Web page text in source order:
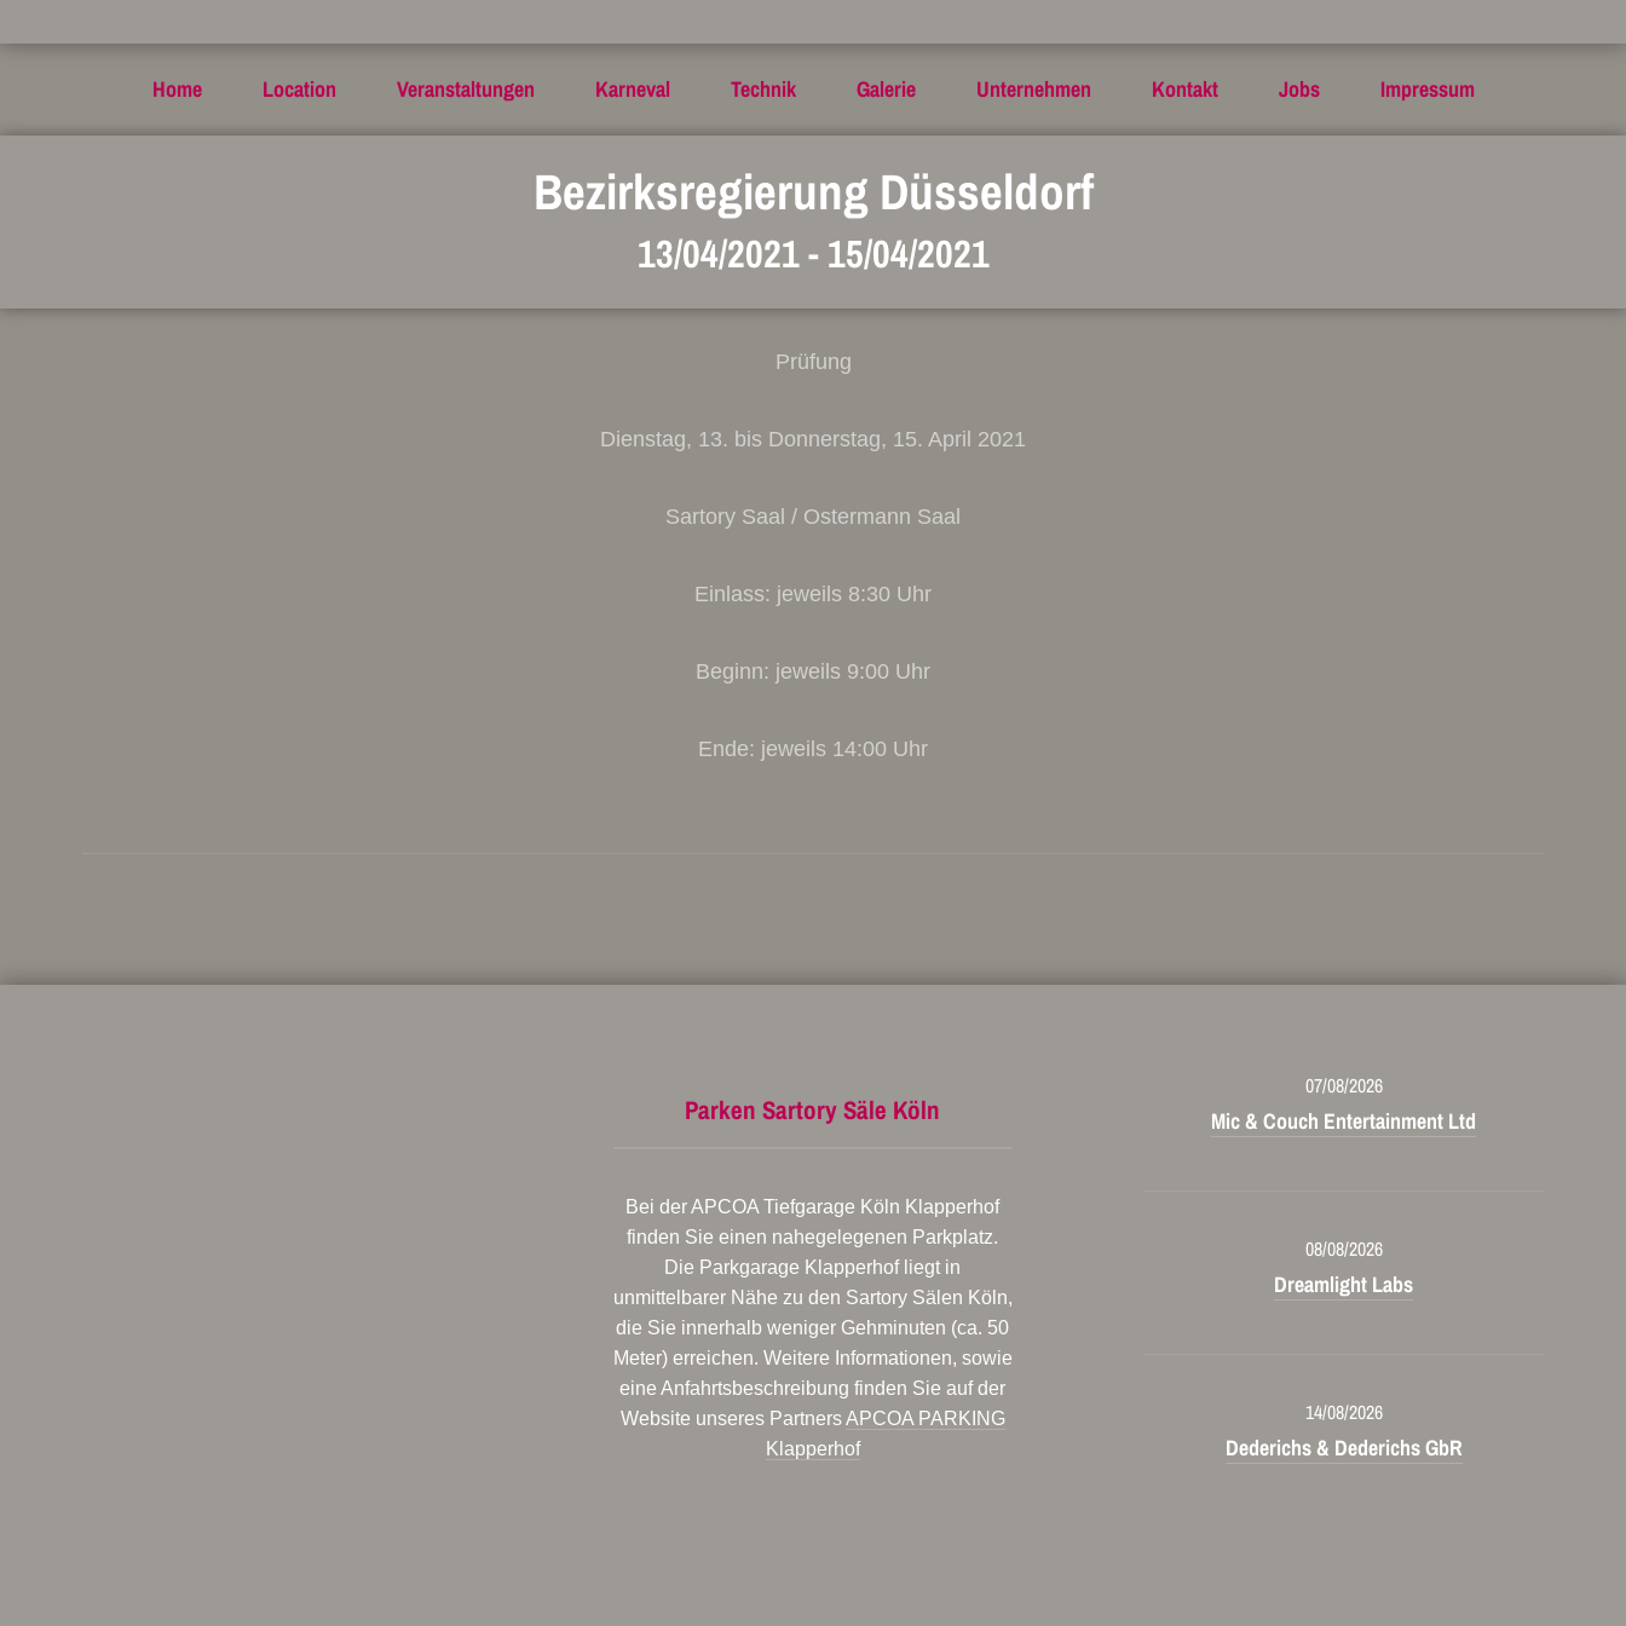
Home Location Veranstaltungen Karneval Technik Galerie Unternehmen Kontakt Jobs Impressum
Bezirksregierung Düsseldorf
13/04/2021- 15/04/2021
Prüfung
Dienstag, 13. bis Donnerstag, 15. April 2021
Sartory Saal / Ostermann Saal
Einlass: jeweils 8:30 Uhr
Beginn: jeweils 9:00 Uhr
Ende: jeweils 14:00 Uhr
Parken Sartory Säle Köln
Bei der APCOA Tiefgarage Köln Klapperhof
finden Sie einen nahegelegenen Parkplatz.
Die Parkgarage Klapperhof liegt in
unmittelbarer Nähe zu den Sartory Sälen Köln,
die Sie innerhalb weniger Gehminuten (ca. 50
Meter) erreichen. Weitere Informationen, sowie
eine Anfahrtsbeschreibung finden Sie auf der
Website unseres PartnersAPCOA PARKING
Klapperhof
07/08/2026
Mic & Couch Entertainment Ltd
08/08/2026
Dreamlight Labs
14/08/2026
Dederichs & Dederichs GbR